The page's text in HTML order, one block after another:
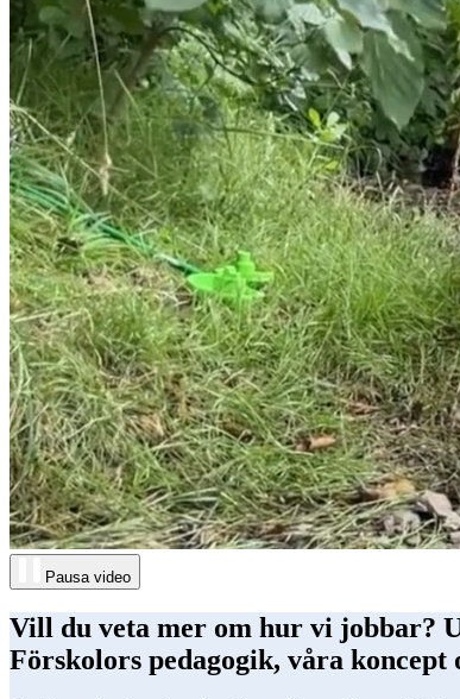
Pausa video
Vill du veta mer om hur vi jobbar?
Förskolors pedagogik, våra